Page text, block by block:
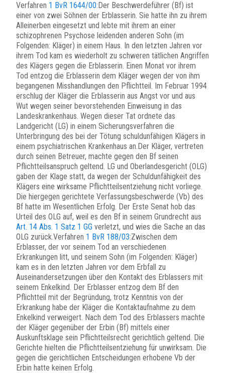
Verfahren 1 BvR 1644/00:Der Beschwerdeführer (Bf) ist
einer von zwei Söhnen der Erblasserin. Sie hatte ihn zu ihrem
Alleinerben eingesetzt und lebte mit ihrem an einer
schizophrenen Psychose leidenden anderen Sohn (im
Folgenden: Kläger) in einem Haus. In den letzten Jahren vor
ihrem Tod kam es wiederholt zu schweren tätlichen Angriffen
des Klägers gegen die Erblasserin. Einen Monat vor ihrem
Tod entzog die Erblasserin dem Kläger wegen der von ihm
begangenen Misshandlungen den Pflichtteil. Im Februar 1994
erschlug der Kläger die Erblasserin aus Angst vor und aus
Wut wegen seiner bevorstehenden Einweisung in das
Landeskrankenhaus. Wegen dieser Tat ordnete das
Landgericht (LG) in einem Sicherungsverfahren die
Unterbringung des bei der Tötung schuldunfähigen Klägers in
einem psychiatrischen Krankenhaus an.Der Kläger, vertreten
durch seinen Betreuer, machte gegen den Bf seinen
Pflichtteilsanspruch geltend. LG und Oberlandesgericht (OLG)
gaben der Klage statt, da wegen der Schuldunfähigkeit des
Klägers eine wirksame Pflichtteilsentziehung nicht vorliege.
Die hiergegen gerichtete Verfassungsbeschwerde (Vb) des
Bf hatte im Wesentlichen Erfolg. Der Erste Senat hob das
Urteil des OLG auf, weil es den Bf in seinem Grundrecht aus
Art. 14 Abs. 1 Satz 1 GG verletzt, und wies die Sache an das
OLG zurück.Verfahren 1 BvR 188/03:Zwischen dem
Erblasser, der vor seinem Tod an verschiedenen
Erkrankungen litt, und seinem Sohn (im Folgenden: Kläger)
kam es in den letzten Jahren vor dem Erbfall zu
Auseinandersetzungen über den Kontakt des Erblassers mit
seinem Enkelkind. Der Erblasser entzog dem Bf den
Pflichtteil mit der Begründung, trotz Kenntnis von der
Erkrankung habe der Kläger die Kontaktaufnahme zu dem
Enkelkind verweigert. Nach dem Tod des Erblassers machte
der Kläger gegenüber der Erbin (Bf) mittels einer
Auskunftsklage sein Pflichtteilsrecht gerichtlich geltend. Die
Gerichte hielten die Pflichtteilsentziehung für unwirksam. Die
gegen die gerichtlichen Entscheidungen erhobene Vb der
Erbin hatte keinen Erfolg.